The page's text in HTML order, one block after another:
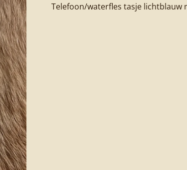
Telefoon/waterfles tasje lichtblauw